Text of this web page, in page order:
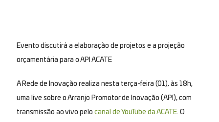
Evento discutirá a elaboração de projetos e a projeção
orçamentária para o API ACATE
A Rede de Inovação realiza nesta terça-feira (01), às 18h,
uma live sobre o Arranjo Promotor de Inovação (API), com
transmissão ao vivo pelo canal de YouTube da ACATE. O